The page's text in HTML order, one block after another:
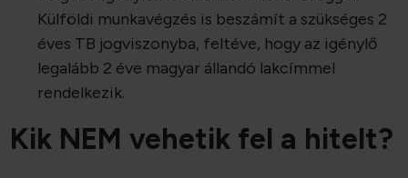
Külföldi munkavégzés is beszámít a szükséges 2
éves TB jogviszonyba, feltéve, hogy az igénylő
legalább 2 éve magyar állandó lakcímmel
rendelkezik.
Kik NEM vehetik fel a hitelt?